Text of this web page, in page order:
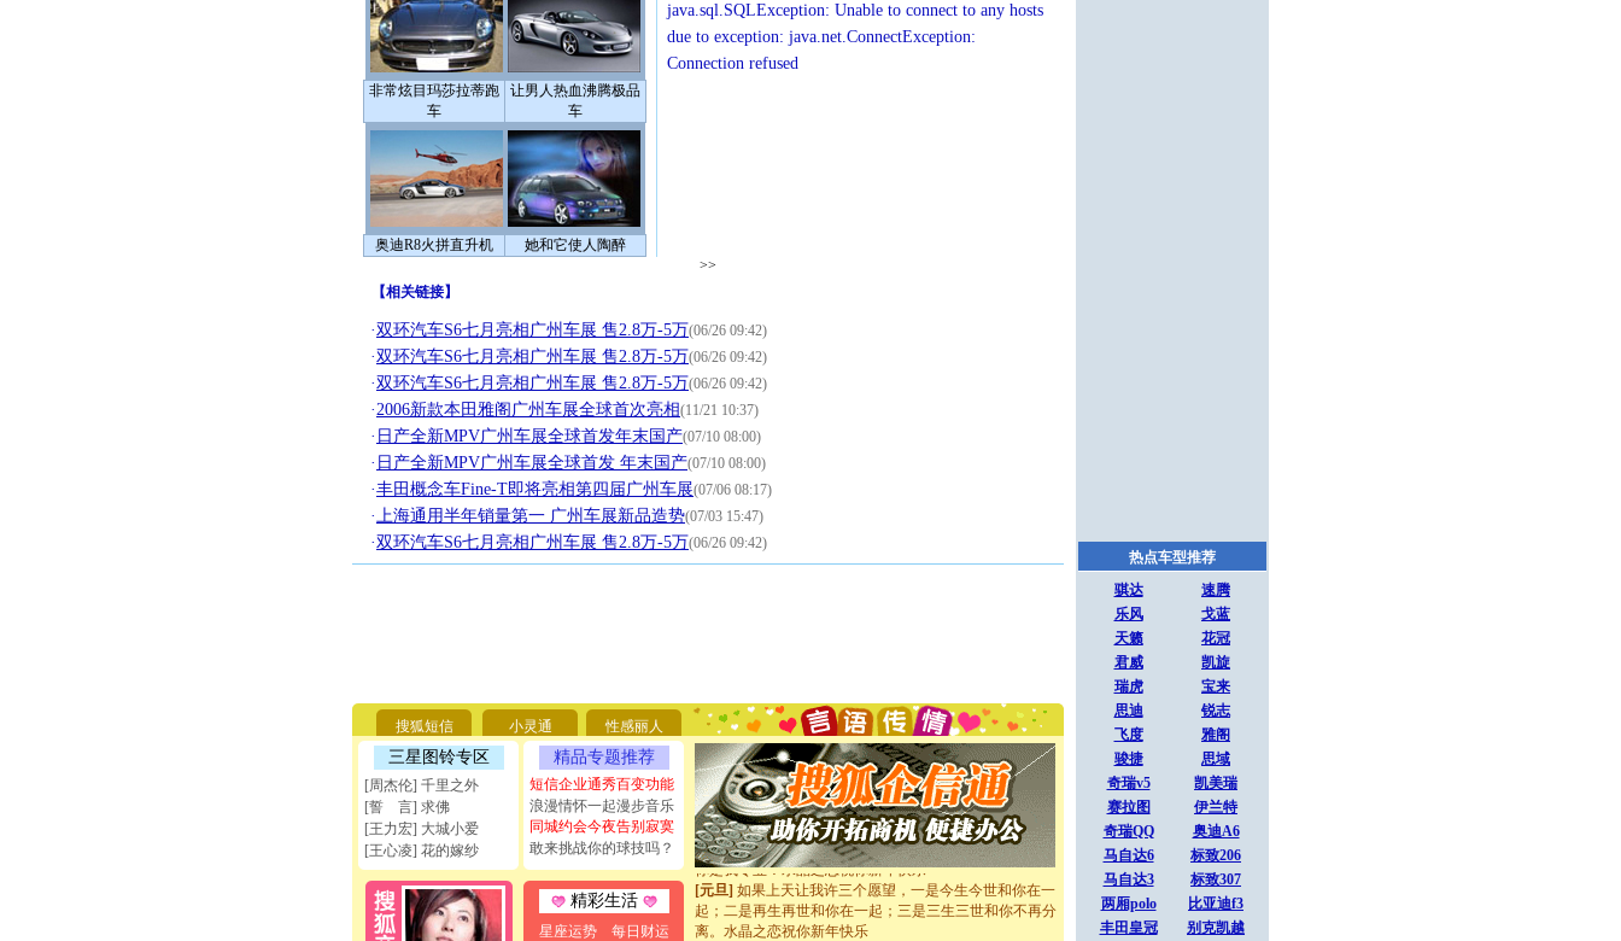
非常炫目玛莎拉蒂跑
车
让男人热血沸腾极品
车
奥迪R8火拼直升机 她和它使人陶醉
java.sql.SQLException: Unable to connect to any hosts
due to exception: java.net.ConnectException:
Connection refused
>>
【相关链接】
·双环汽车S6七月亮相广州车展 售2.8万-5万(06/26 09:42)
·双环汽车S6七月亮相广州车展 售2.8万-5万(06/26 09:42)
·双环汽车S6七月亮相广州车展 售2.8万-5万(06/26 09:42)
·2006新款本田雅阁广州车展全球首次亮相(11/21 10:37)
· 日产全新MPV广州车展全球首发年末国产(07/10 08:00)
· 日产全新MPV广州车展全球首发 年末国产(07/10 08:00)
·丰田概念车Fine-T即将亮相第四届广州车展(07/06 08:17)
·上海通用半年销量第一 广州车展新品造势(07/03 15:47)
·双环汽车S6七月亮相广州车展 售2.8万-5万(06/26 09:42)
搜狐短信 小灵通 性感丽人
三星图铃专区
[周杰伦] 千里之外
[誓 言] 求佛
[王力宏] 大城小爱
[王心凌] 花的嫁纱
精品专题推荐
短信企业通秀百变功能
浪漫情怀一起漫步音乐
同城约会今夜告别寂寞
敢来挑战你的球技吗？
精彩生活
星座运势 每日财运
[圣诞节] 不只这样的日子才会想起你,而是这样的日子才
能正大光明地骚扰你,告诉你,圣诞要快乐!新年要快乐!天
天都要快乐噢!
[圣诞节]奉上一颗祝福的心,在这个特别的日子里,愿幸福,
如意,快乐,鲜花,一切美好的祝愿与你同在.圣诞快乐!
[元旦]看到你我会触电；看不到你我要充电；没有你我会
断电。爱你是我职业，想你是我事业，抱你是我特长，吻
你是我专业！水晶之恋祝你新年快乐
[元旦]如果上天让我许三个愿望，一是今生今世和你在一
起；二是再生再世和你在一起；三是三生三世和你不再分
离。水晶之恋祝你新年快乐
热点车型推荐
骐达
速腾
乐风
戈蓝
天籁
花冠
君威
凯旋
瑞虎
宝来
思迪
锐志
飞度
雅阁
骏捷
思域
奇瑞v5
凯美瑞
赛拉图
伊兰特
奇瑞QQ
奥迪A6
马自达6
标致206
马自达3
标致307
两厢polo
比亚迪f3
丰田皇冠
别克凯越